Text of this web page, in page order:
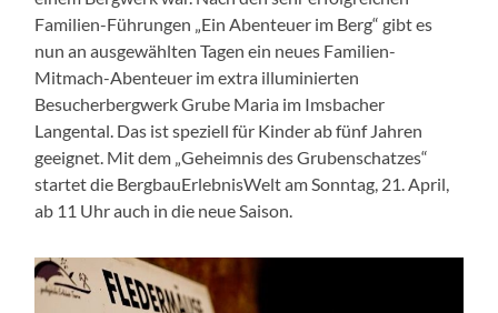
Familien-Führungen „Ein Abenteuer im Berg“ gibt es
nun an ausgewählten Tagen ein neues Familien-
Mitmach-Abenteuer im extra illuminierten
Besucherbergwerk Grube Maria im Imsbacher
Langental. Das ist speziell für Kinder ab fünf Jahren
geeignet. Mit dem „Geheimnis des Grubenschatzes“
startet die BergbauErlebnisWelt am Sonntag, 21. April,
ab 11 Uhr auch in die neue Saison.